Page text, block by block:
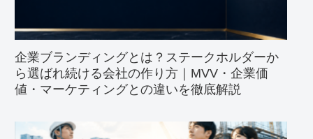
企業ブランディングとは？ステークホルダーか
ら選ばれ続ける会社の作り方｜MVV・企業価
値・マーケティングとの違いを徹底解説